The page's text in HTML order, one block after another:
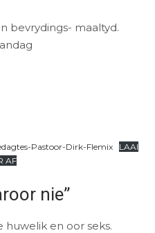
bevrydings- maaltyd.
Pastoor-Dirk-Flemix
LAAI
AF
nie”
huwelik en oor seks.